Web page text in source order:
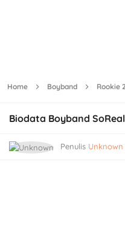
Home Boyband Rookie
Biodata Boyband SoReal
Penulis Unknown